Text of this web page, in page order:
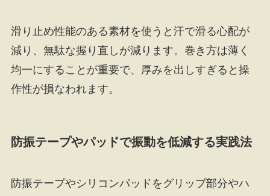
滑り止め性能のある素材を使うと汗で滑る心配が
減り、無駄な握り直しが減ります。巻き方は薄く
均一にすることが重要で、厚みを出しすぎると操
作性が損なわれます。
防振テープやパッドで振動を低減する実践法
防振テープやシリコンパッドをグリップ部分やハ